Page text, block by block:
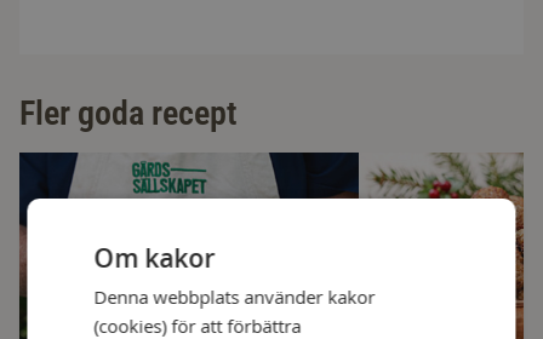
Fler goda recept
Om kakor
Denna webbplats använder kakor
(cookies) för att förbättra